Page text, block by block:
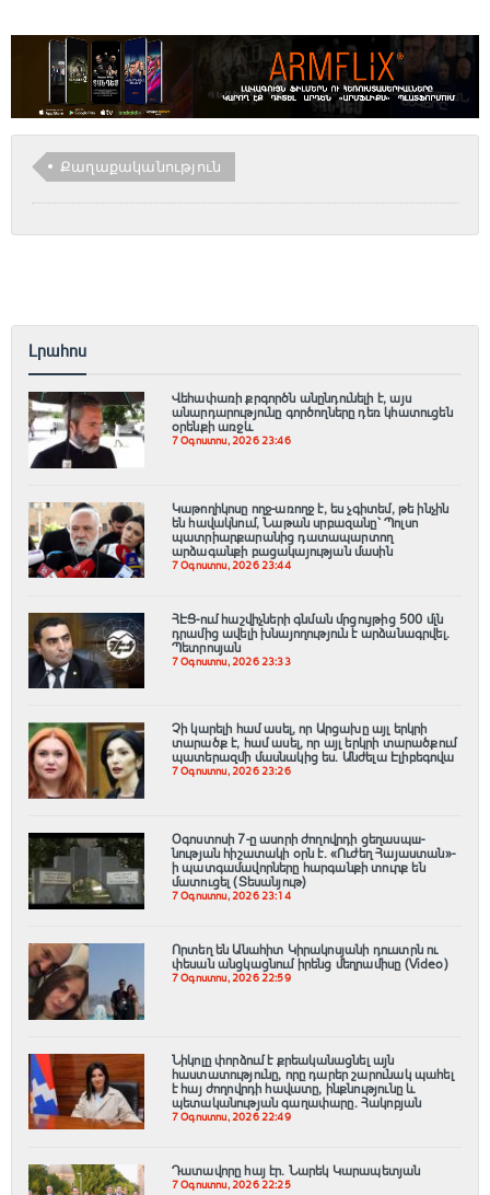
Քաղաքականություն
Լրահոս
Վեհափառի քրգործն անընդունելի է, այս
անարդարությունը գործողները դեռ կհատուցեն
օրենքի առջև
7 Օգոստոս, 2026 23:46
Կաթողիկոսը ողջ-առողջ է, ես չգիտեմ, թե ինչին
են հավակնում, Նաթան սրբազանը՝ Պոլսո
պատրիարքարանից դատապարտող
արձագանքի բացակայության մասին
7 Օգոստոս, 2026 23:44
ՀԷՑ-ում հաշվիչների գնման մրցույթից 500 մլն
դրամից ավելի խնայողություն է արձանագրվել.
Պետրոսյան
7 Օգոստոս, 2026 23:33
Չի կարելի համ ասել, որ Արցախը այլ երկրի
տարածք է, համ ասել, որ այլ երկրի տարածքում
պատերազմի մասնակից ես. Անժելա Էլիբեգովա
7 Օգոստոս, 2026 23:26
Օգոստոսի 7-ը ասորի ժողովրդի ցեղասպш-
նության հիշատակի օրն է․ «Ուժեղ Հայաստան»-
ի պատգամավորները հարգանքի տուրք են
մատուցել (Տեսանյութ)
7 Օգոստոս, 2026 23:14
Որտեղ են Անահիտ Կիրակոսյանի դուստրն ու
փեսան անցկացնում իրենց մեղրամիսը (Video)
7 Օգոստոս, 2026 22:59
Նիկոլը փորձում է քրեականացնել այն
հաստատությունը, որը դարեր շարունակ պահել
է հայ ժողովրդի հավատը, ինքնությունը և
պետականության գաղափարը. Հակոբյան
7 Օգոստոս, 2026 22:49
Դատավորը հայ էր․ Նարեկ Կարապետյան
7 Օգոստոս, 2026 22:25